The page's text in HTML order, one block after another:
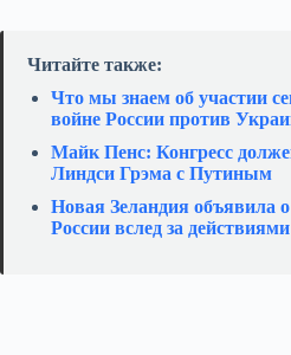
Читайте также:
Что мы знаем об участии
войне России против
Майк Пенс: Конгресс
Линдси Грэма с Путиным
Новая Зеландия объявила
России вслед за